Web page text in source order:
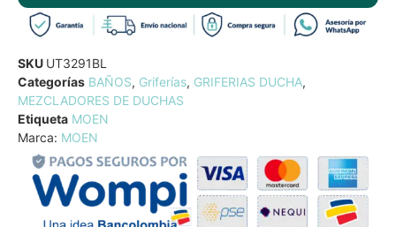
SKU UT3291BL
Categorías BAÑOS, Griferías, GRIFERIAS DUCHA,
MEZCLADORES DE DUCHAS
Etiqueta MOEN
Marca: MOEN